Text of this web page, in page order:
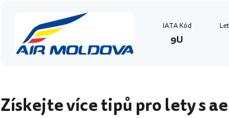
IATA Kód
9U
Získejte více tipů pro lety s